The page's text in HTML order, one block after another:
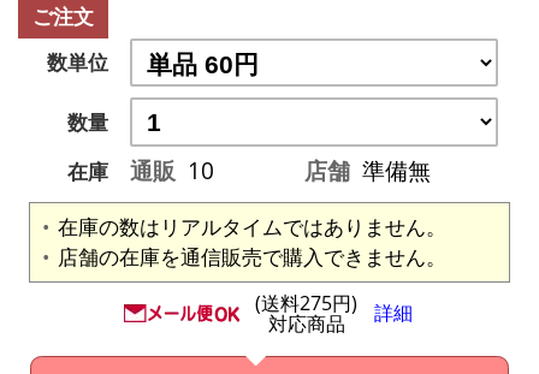
ご注文
数単位
数量
在庫
通販 10 店舗 準備無
在庫の数はリアルタイムではありません。
店舗の在庫を通信販売で購入できません。
(送料275円)
対応商品 詳細